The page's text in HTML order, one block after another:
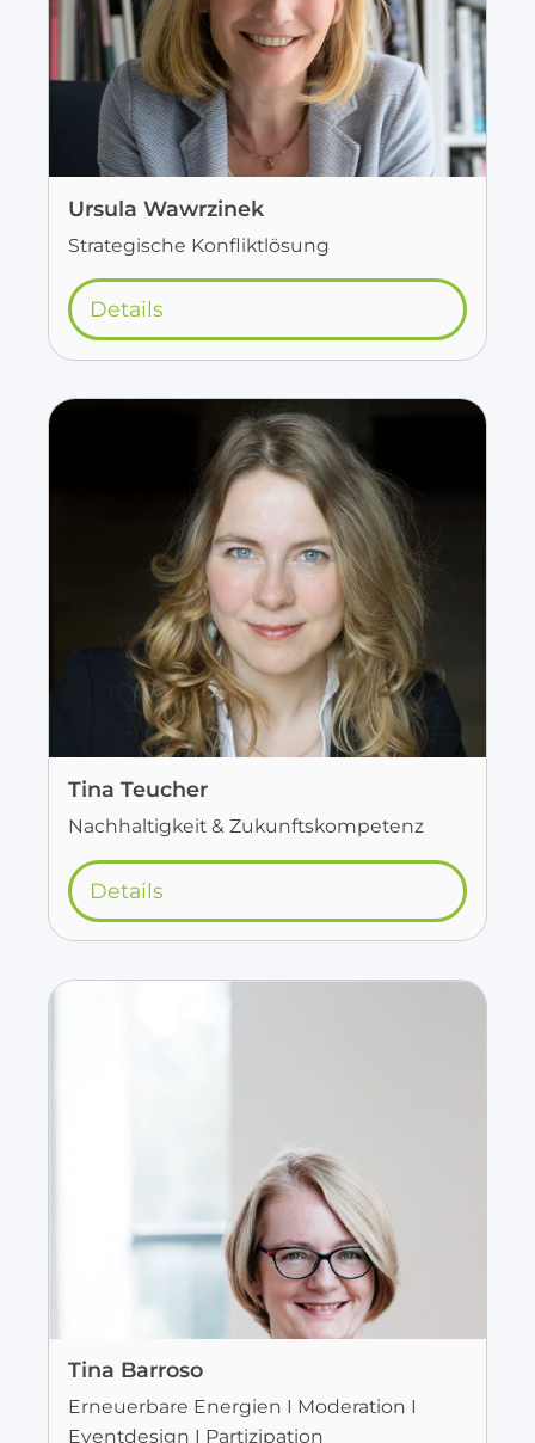
Ursula Wawrzinek
Strategische Konfliktlösung
Details
Tina Teucher
Nachhaltigkeit & Zukunftskompetenz
Details
Tina Barroso
Erneuerbare Energien I Moderation I
Eventdesign I Partizipation